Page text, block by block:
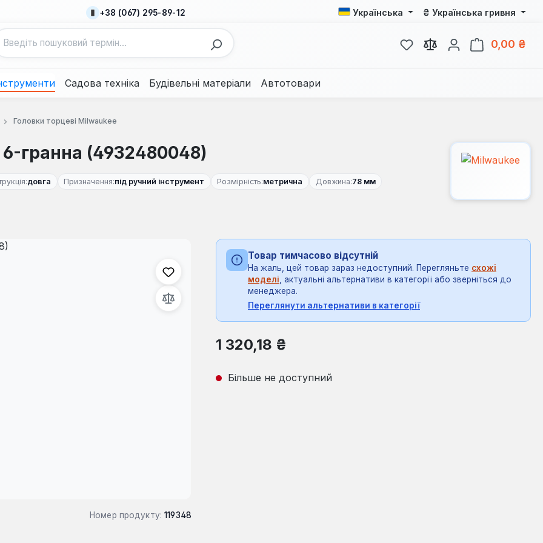
+38 (067) 295-89-12 Українська ₴ Українська гривня
У вас є 0 у списку бажань
0,00 ₴
Садова техніка Будівельні матеріали Автотовари
Головки торцеві Milwaukee
гранна (4932480048)
довга Призначення:під ручний інструмент Розмірність:метрична Довжина:78 мм
Номер продукту: 119348
Товар тимчасово відсутній
На жаль, цей товар зараз недоступний. Перегляньте схожі
моделі , актуальні альтернативи в категорії або зверніться до
менеджера.
Переглянути альтернативи в категорії
Звичайна ціна:
1 320,18 ₴
Більше не доступний